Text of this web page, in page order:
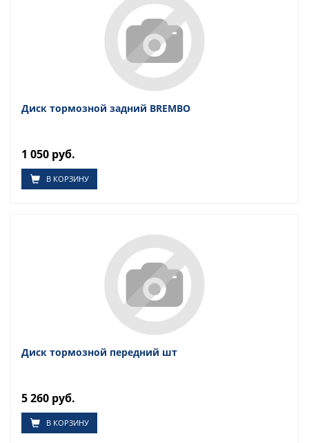
Диск тормозной задний BREMBO
1 050 руб.
В КОРЗИНУ
Диск тормозной передний шт
5 260 руб.
В КОРЗИНУ